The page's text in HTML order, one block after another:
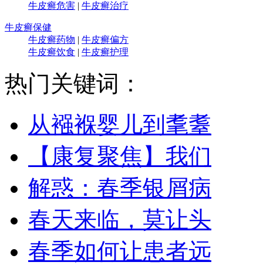
牛皮癣危害 | 牛皮癣治疗
牛皮癣保健
牛皮癣药物 | 牛皮癣偏方
牛皮癣饮食 | 牛皮癣护理
热门关键词：
从襁褓婴儿到耄耋
【康复聚焦】我们
解惑：春季银屑病
春天来临，莫让头
春季如何让患者远